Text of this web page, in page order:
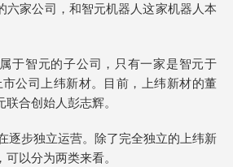
六家公司，和智元机器人这家机器人本
于智元的子公司，只有一家是智元于
公司上纬新材。目前，上纬新材的董
合创始人彭志辉。
逐步独立运营。除了完全独立的上纬新
以分为两类来看。